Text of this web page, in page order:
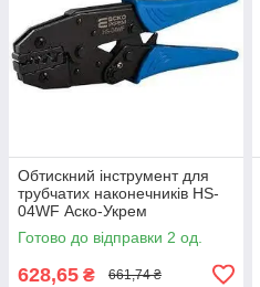
Обтискний інструмент для
трубчатих наконечників HS-
04WF Аско-Укрем
Готово до відправки 2 од.
628,65 ₴ 661,74 ₴